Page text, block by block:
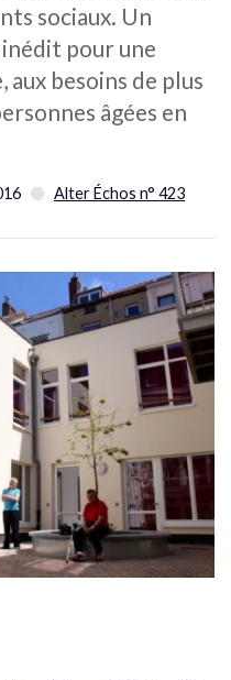
sociaux. Un
pour une
besoins de plus
âgées en
Alter Échos n° 423